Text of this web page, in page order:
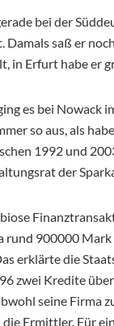
bei der
saß er
in Erfurt habe er
es bei Nowack
so aus, als
1992 und
der
rund 900000
erklärte die
zwei Kredite
seine Firma
Ermittler. Für